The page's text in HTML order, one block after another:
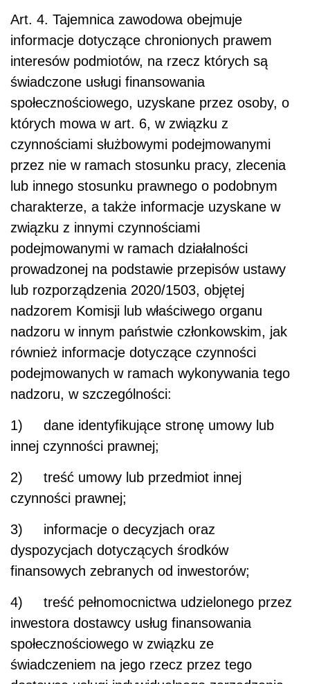
Art. 4. Tajemnica zawodowa obejmuje
informacje dotyczące chronionych prawem
interesów podmiotów, na rzecz których są
świadczone usługi finansowania
społecznościowego, uzyskane przez osoby, o
których mowa w art. 6, w związku z
czynnościami służbowymi podejmowanymi
przez nie w ramach stosunku pracy, zlecenia
lub innego stosunku prawnego o podobnym
charakterze, a także informacje uzyskane w
związku z innymi czynnościami
podejmowanymi w ramach działalności
prowadzonej na podstawie przepisów ustawy
lub rozporządzenia 2020/1503, objętej
nadzorem Komisji lub właściwego organu
nadzoru w innym państwie członkowskim, jak
również informacje dotyczące czynności
podejmowanych w ramach wykonywania tego
nadzoru, w szczególności:
1) dane identyfikujące stronę umowy lub
innej czynności prawnej;
2) treść umowy lub przedmiot innej
czynności prawnej;
3) informacje o decyzjach oraz
dyspozycjach dotyczących środków
finansowych zebranych od inwestorów;
4) treść pełnomocnictwa udzielonego przez
inwestora dostawcy usług finansowania
społecznościowego w związku ze
świadczeniem na jego rzecz przez tego